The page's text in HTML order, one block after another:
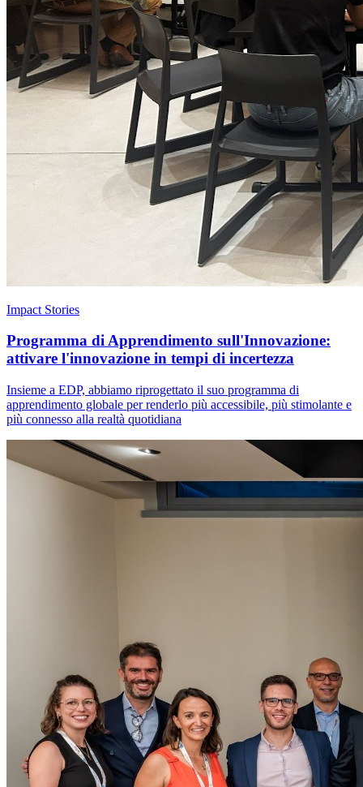
Impact Stories
Programma di Apprendimento sull'Innovazione:
attivare l'innovazione in tempi di incertezza
Insieme a EDP, abbiamo riprogettato il suo programma di
apprendimento globale per renderlo più accessibile, più stimolante e
più connesso alla realtà quotidiana